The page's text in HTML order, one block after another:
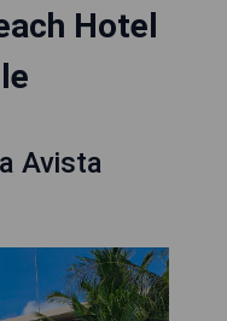
Hotel
Avista